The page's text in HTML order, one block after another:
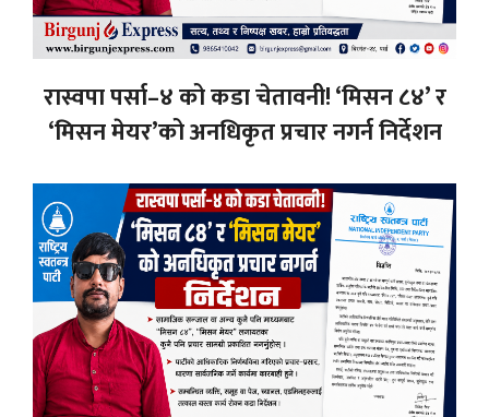
रास्वपा पर्सा–४ को कडा चेतावनी! ‘मिसन ८४’ र
‘मिसन मेयर’को अनधिकृत प्रचार नगर्न निर्देशन